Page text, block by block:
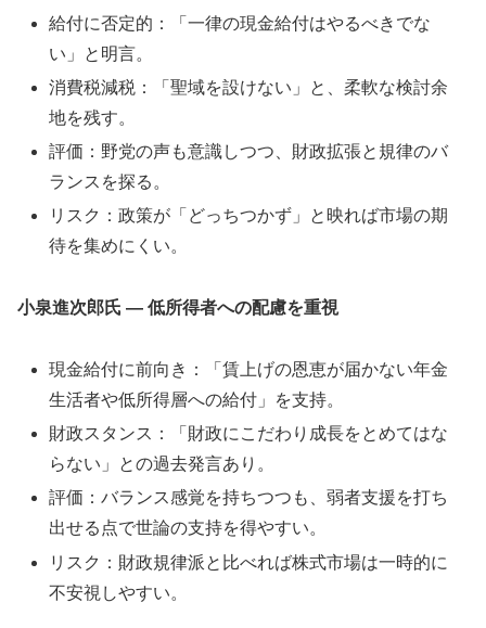
給付に否定的：「一律の現金給付はやるべきでな
い」と明言。
消費税減税：「聖域を設けない」と、柔軟な検討余
地を残す。
評価：野党の声も意識しつつ、財政拡張と規律のバ
ランスを探る。
リスク：政策が「どっちつかず」と映れば市場の期
待を集めにくい。
小泉進次郎氏 ― 低所得者への配慮を重視
現金給付に前向き：「賃上げの恩恵が届かない年金
生活者や低所得層への給付」を支持。
財政スタンス：「財政にこだわり成長をとめてはな
らない」との過去発言あり。
評価：バランス感覚を持ちつつも、弱者支援を打ち
出せる点で世論の支持を得やすい。
リスク：財政規律派と比べれば株式市場は一時的に
不安視しやすい。